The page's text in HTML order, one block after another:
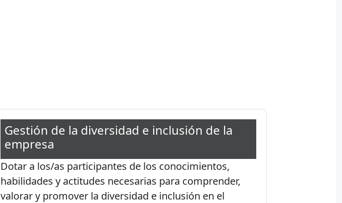
Gestión de la diversidad e inclusión de la
empresa
Dotar a los/as participantes de los conocimientos,
habilidades y actitudes necesarias para comprender,
valorar y promover la diversidad e inclusión en el